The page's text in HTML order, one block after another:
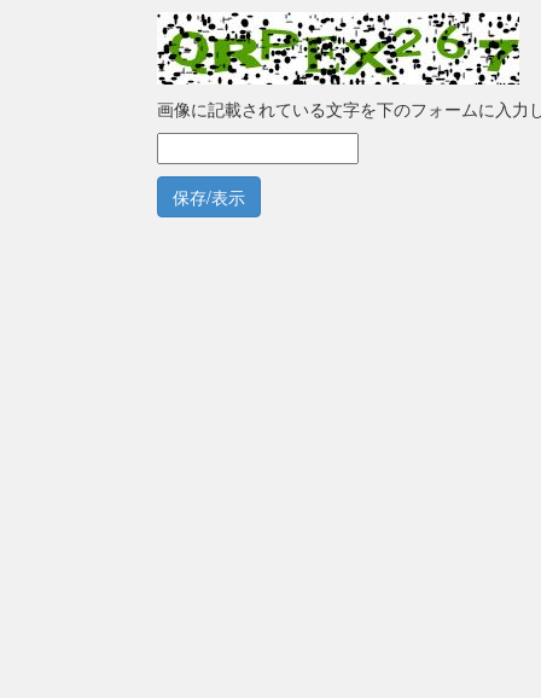
画像に記載されている文字を下のフォームに入力
保存/表示